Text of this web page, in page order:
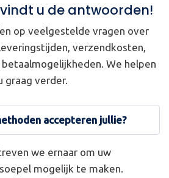
u de antwoorden!
op veelgestelde vragen over
verzendkosten,
We helpen
graag verder.
accepteren jullie?
we ernaar om uw
mogelijk te maken.